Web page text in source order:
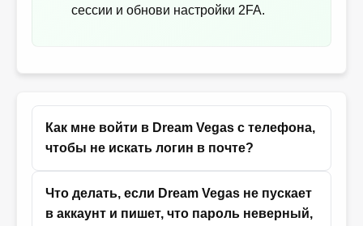
сессии и обнови настройки 2FA.
Как мне войти в Dream Vegas с телефона,
чтобы не искать логин в почте?
Что делать, если Dream Vegas не пускает
в аккаунт и пишет, что пароль неверный,